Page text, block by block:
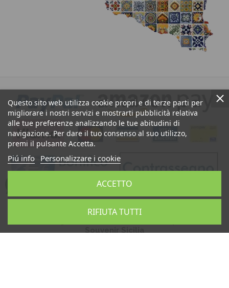
Questo sito web utilizza cookie propri e di terze parti per
migliorare i nostri servizi e mostrarti pubblicità relativa
alle tue preferenze analizzando le tue abitudini di
navigazione. Per dare il tuo consenso al suo utilizzo,
premi il pulsante Accetta.
Piú info Personalizzare i cookie
RIFIUTA TUTTI
ACCETTO
Teste di Moro, Pigne Siciliane, Ceramica Artistica